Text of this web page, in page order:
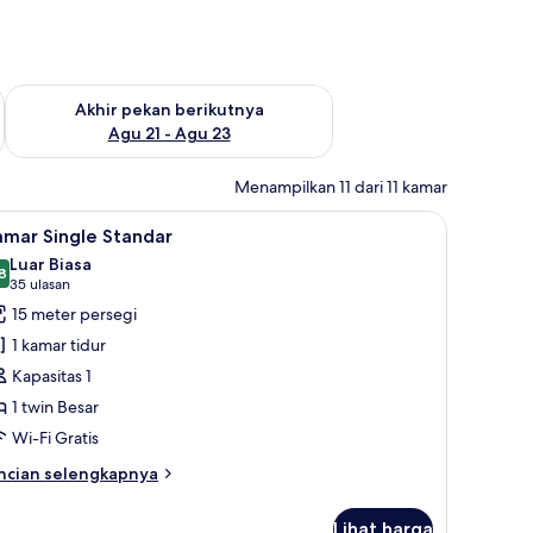
Agu 14 - Agu 16
Akhir pekan berikutnya
Agu 21 - Agu 23
Periksa ketersediaan untuk akhir pekan berikutnya Agu 21 -
Menampilkan 11 dari 11 kamar
meja kerja, kedap suara, dan tempat tidur bayiKamar Single Standar | Seprai premium,
11 Single Standar
dari 10
Luar Biasa
35 ulasan
(35
ulasan)
15 meter persegi
1 kamar tidur
Kapasitas 1
1 twin Besar
Wi-Fi Gratis
selengkapnya